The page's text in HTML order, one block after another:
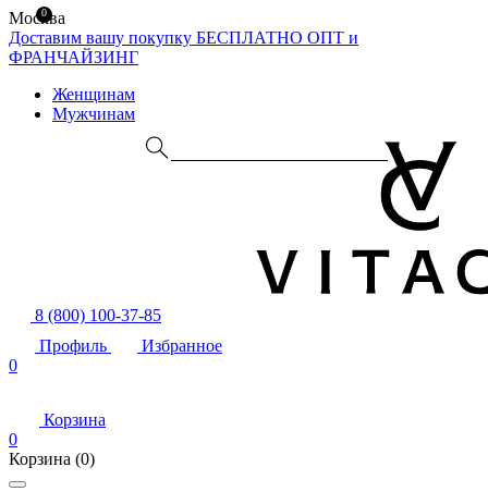
Москва
Доставим вашу покупку БЕСПЛАТНО ОПТ и
ФРАНЧАЙЗИНГ
Женщинам
Мужчинам
8 (800) 100-37-85
Профиль
Избранное
0
Корзина
0
Корзина (0)
0